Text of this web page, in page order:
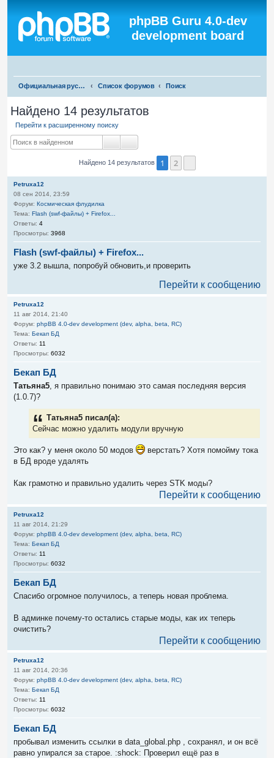
phpBB Guru 4.0-dev
development board
Официальная русская поддержка phpBB3 Список форумов Поиск
Найдено 14 результатов
Перейти к расширенному поиску
ПоискРасширенный поиск
Найдено 14 результатов 1 2 След.
Petruxa12
08 сен 2014, 23:59
Форум: Космическая флудилка
Тема: Flash (swf-файлы) + Firefox...
Ответы: 4
Просмотры: 3968
Flash (swf-файлы) + Firefox...
уже 3.2 вышла, попробуй обновить,и проверить
Перейти к сообщению
Petruxa12
11 авг 2014, 21:40
Форум: phpBB 4.0-dev development (dev, alpha, beta, RC)
Тема: Бекап БД
Ответы: 11
Просмотры: 6032
Бекап БД
Татьяна5, я правильно понимаю это самая последняя версия
(1.0.7)?
Татьяна5 писал(а):
Сейчас можно удалить модули вручную
Это как? у меня около 50 модов
верстать? Хотя помойму тока
в БД вроде удалять
Как грамотно и правильно удалить через STK моды?
Перейти к сообщению
Petruxa12
11 авг 2014, 21:29
Форум: phpBB 4.0-dev development (dev, alpha, beta, RC)
Тема: Бекап БД
Ответы: 11
Просмотры: 6032
Бекап БД
Спасибо огромное получилось, а теперь новая проблема.
В админке почему-то остались старые моды, как их теперь
очистить?
Перейти к сообщению
Petruxa12
11 авг 2014, 20:36
Форум: phpBB 4.0-dev development (dev, alpha, beta, RC)
Тема: Бекап БД
Ответы: 11
Просмотры: 6032
Бекап БД
пробывал изменить ссылки в data_global.php , сохранял, и он всё
равно упирался за старое. :shock: Проверил ещё раз в